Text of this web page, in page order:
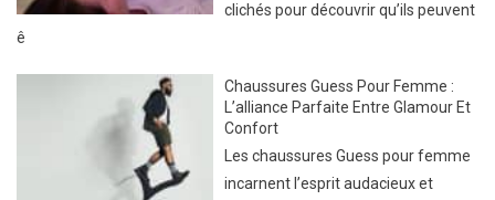
clichés pour découvrir qu’ils peuvent
ê
Chaussures Guess Pour Femme :
L’alliance Parfaite Entre Glamour Et
Confort
Les chaussures Guess pour femme
incarnent l’esprit audacieux et